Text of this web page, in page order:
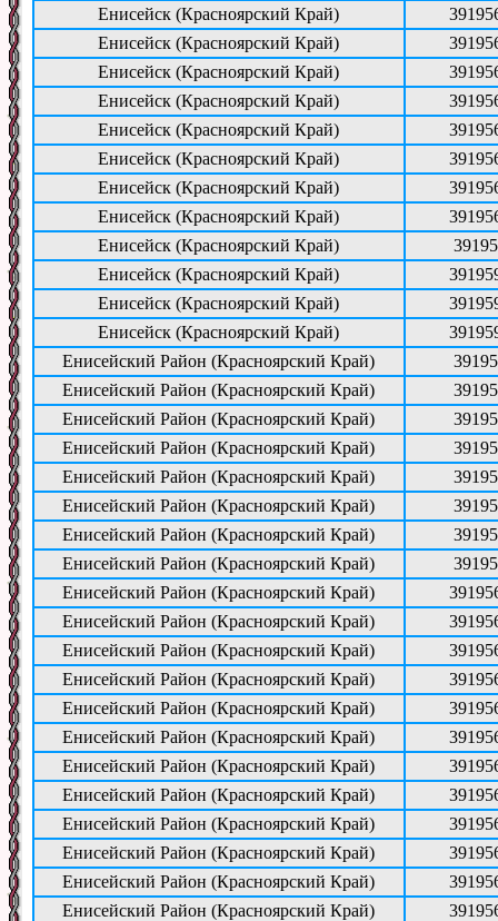
Енисейск (Красноярский Край)
Енисейск (Красноярский Край)
Енисейск (Красноярский Край)
Енисейск (Красноярский Край)
Енисейск (Красноярский Край)
Енисейск (Красноярский Край)
Енисейск (Красноярский Край)
Енисейск (Красноярский Край)
Енисейск (Красноярский Край)
Енисейск (Красноярский Край)
Енисейск (Красноярский Край)
Енисейск (Красноярский Край)
Енисейский Район (Красноярский Край)
Енисейский Район (Красноярский Край)
Енисейский Район (Красноярский Край)
Енисейский Район (Красноярский Край)
Енисейский Район (Красноярский Край)
Енисейский Район (Красноярский Край)
Енисейский Район (Красноярский Край)
Енисейский Район (Красноярский Край)
Енисейский Район (Красноярский Край)
Енисейский Район (Красноярский Край)
Енисейский Район (Красноярский Край)
Енисейский Район (Красноярский Край)
Енисейский Район (Красноярский Край)
Енисейский Район (Красноярский Край)
Енисейский Район (Красноярский Край)
Енисейский Район (Красноярский Край)
Енисейский Район (Красноярский Край)
Енисейский Район (Красноярский Край)
Енисейский Район (Красноярский Край)
Енисейский Район (Красноярский Край)